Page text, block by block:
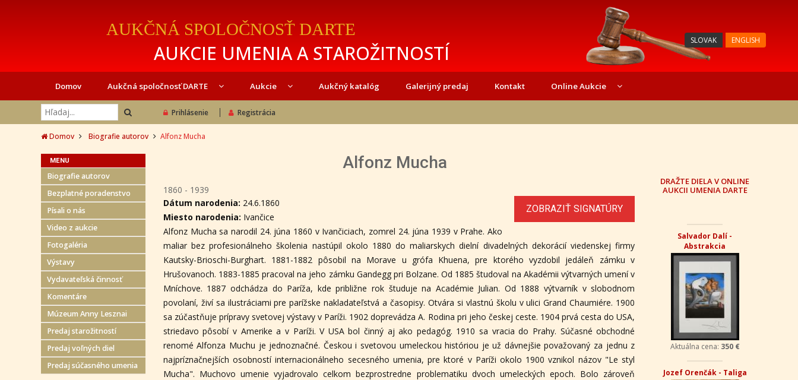
AUKČNÁ SPOLOČNOSŤ DARTE
AUKCIE UMENIA A STAROŽITNOSTÍ
SLOVAK ENGLISH
Domov Aukčná spoločnosť DARTE Aukcie Aukčný katalóg Galerijný predaj Kontakt Online Aukcie
Prihlásenie Registrácia
Domov Biografie autorov Alfonz Mucha
MENU
Biografie autorov
Bezplatné poradenstvo
Písali o nás
Video z aukcie
Fotogaléria
Výstavy
Vydavateľská činnosť
Komentáre
Múzeum Anny Lesznai
Predaj starožitností
Predaj voľných diel
Predaj súčasného umenia
Alfonz Mucha
1860 - 1939
ZOBRAZIŤ SIGNATÚRY
Dátum narodenia: 24.6.1860
Miesto narodenia: Ivančice
Alfonz Mucha sa narodil 24. júna 1860 v Ivančiciach, zomrel 24. júna 1939 v Prahe. Ako
maliar bez profesionálneho školenia nastúpil okolo 1880 do maliarskych dielní divadelných dekorácií viedenskej firmy
Kautsky-Brioschi-Burghart. 1881-1882 pôsobil na Morave u grófa Khuena, pre ktorého vyzdobil jedáleň zámku v
Hrušovanoch. 1883-1885 pracoval na jeho zámku Gandegg pri Bolzane. Od 1885 študoval na Akadémii výtvarných umení v
Mníchove. 1887 odchádza do Paríža, kde približne rok študuje na Académie Julian. Od 1888 výtvarník v slobodnom
povolaní, živí sa ilustráciami pre parížske nakladateľstvá a časopisy. Otvára si vlastnú školu v ulici Grand Chaumiére. 1900
sa zúčastňuje prípravy svetovej výstavy v Paríži. 1902 doprevádza A. Rodina pri jeho českej ceste. 1904 prvá cesta do USA,
striedavo pôsobí v Amerike a v Paríži. V USA bol činný aj ako pedagóg. 1910 sa vracia do Prahy. Súčasné obchodné
renomé Alfonza Muchu je jednoznačné. Českou i svetovou umeleckou históriou je už dávnejšie považovaný za jednu z
najpríznačnejších osobností internacionálneho secesného umenia, pre ktoré v Paríži okolo 1900 vznikol názov "Le styl
Mucha". Muchovo umenie vyjadrovalo celkom bezprostredne problematiku dvoch umeleckých epoch. Bolo zároveň
DRAŽTE DIELA V ONLINE
AUKCII UMENIA DARTE
Salvador Dalí -
Abstrakcia
Aktuálna cena: 350 €
Jozef Orenčák - Taliga